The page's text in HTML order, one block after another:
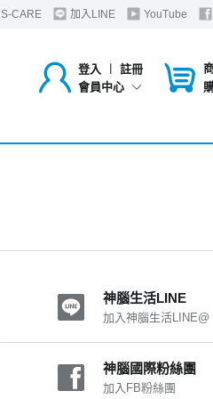
S-CARE 加入LINE YouTube
登入 ︱
註冊
會員中心
神腦生活LINE
加入神腦生活LINE@
神腦國際粉絲團
加入FB粉絲團